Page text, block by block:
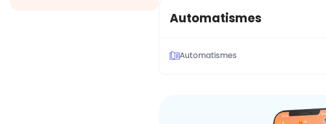
Automatismes
Automatismes